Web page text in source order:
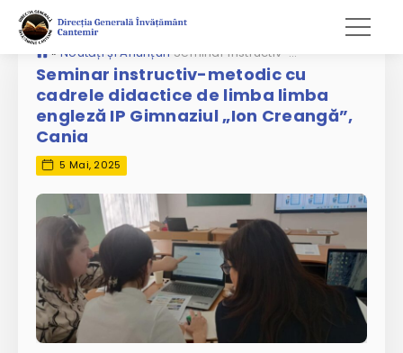
» Noutăți și Anunțuri Seminar instructiv-metodic cu cadrele didactice de limba limba engleză IP Gimnaziul „Ion Creangă”, Cania
Seminar instructiv-metodic cu
cadrele didactice de limba limba
engleză IP Gimnaziul „Ion Creangă”,
Cania
5 Mai, 2025